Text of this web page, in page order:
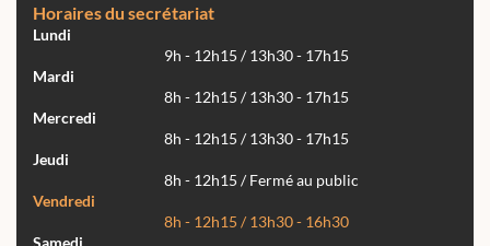
Horaires du secrétariat
Lundi
9h - 12h15 / 13h30 - 17h15
Mardi
8h - 12h15 / 13h30 - 17h15
Mercredi
8h - 12h15 / 13h30 - 17h15
Jeudi
8h - 12h15 / Fermé au public
Vendredi
8h - 12h15 / 13h30 - 16h30